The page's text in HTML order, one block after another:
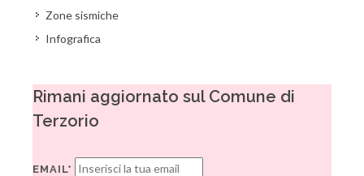
Zone sismiche
Infografica
Rimani aggiornato sul Comune di
Terzorio
EMAIL*